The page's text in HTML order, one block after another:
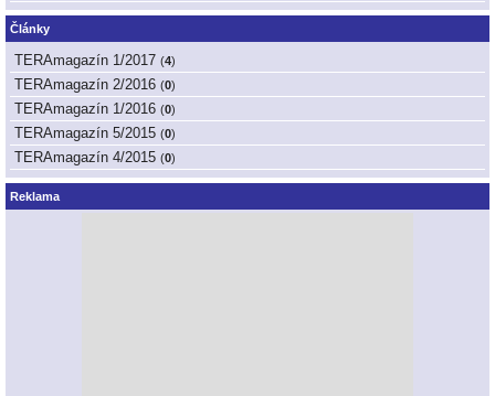
Články
TERAmagazín 1/2017 (4)
TERAmagazín 2/2016 (0)
TERAmagazín 1/2016 (0)
TERAmagazín 5/2015 (0)
TERAmagazín 4/2015 (0)
Reklama